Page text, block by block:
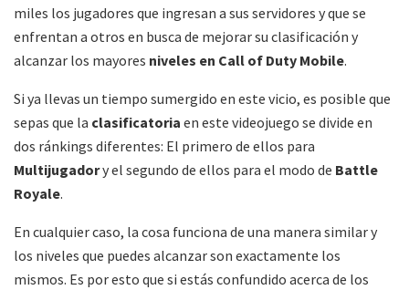
miles los jugadores que ingresan a sus servidores y que se
enfrentan a otros en busca de mejorar su clasificación y
alcanzar los mayores niveles en Call of Duty Mobile.
Si ya llevas un tiempo sumergido en este vicio, es posible que
sepas que la clasificatoria en este videojuego se divide en
dos ránkings diferentes: El primero de ellos para
Multijugadory el segundo de ellos para el modo de Battle
Royale.
En cualquier caso, la cosa funciona de una manera similar y
los niveles que puedes alcanzar son exactamente los
mismos. Es por esto que si estás confundido acerca de los